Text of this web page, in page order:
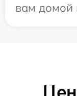
вам домой